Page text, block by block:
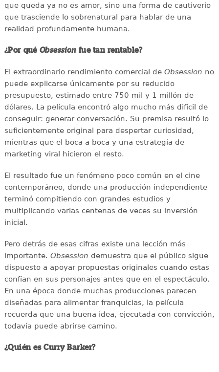
que queda ya no es amor, sino una forma de cautiverio
que trasciende lo sobrenatural para hablar de una
realidad profundamente humana.
¿Por qué Obsessionfue tan rentable?
El extraordinario rendimiento comercial de Obsession no
puede explicarse únicamente por su reducido
presupuesto, estimado entre 750 mil y 1 millón de
dólares. La película encontró algo mucho más difícil de
conseguir: generar conversación. Su premisa resultó lo
suficientemente original para despertar curiosidad,
mientras que el boca a boca y una estrategia de
marketing viral hicieron el resto.
El resultado fue un fenómeno poco común en el cine
contemporáneo, donde una producción independiente
terminó compitiendo con grandes estudios y
multiplicando varias centenas de veces su inversión
inicial.
Pero detrás de esas cifras existe una lección más
importante. Obsession demuestra que el público sigue
dispuesto a apoyar propuestas originales cuando estas
confían en sus personajes antes que en el espectáculo.
En una época donde muchas producciones parecen
diseñadas para alimentar franquicias, la película
recuerda que una buena idea, ejecutada con convicción,
todavía puede abrirse camino.
¿Quién es Curry Barker?